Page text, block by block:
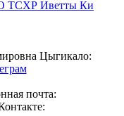
ТСХР Иветты Ки
Цыгикало:
почта: